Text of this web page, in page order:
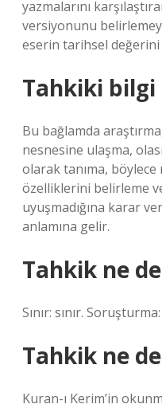
yazmalarını
versiyonunu
eserin tarihsel
Tahkiki bilgi
Bu bağlamda
nesnesine ulaşma,
olarak tanıma,
özelliklerini belirleme
uyuşmadığına karar
anlamına gelir.
Tahkik ne
Sınır: sınır.
Tahkik ne
Kuran-ı Kerim’in